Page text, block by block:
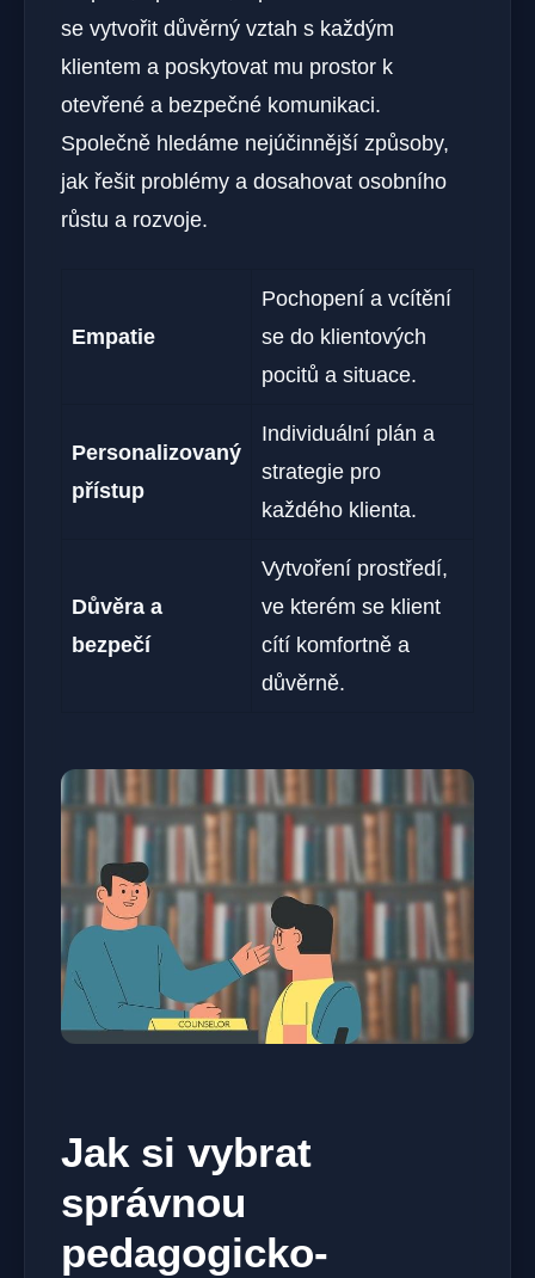
se vytvořit důvěrný vztah s každým
klientem a poskytovat mu prostor k
otevřené a bezpečné komunikaci.
Společně hledáme nejúčinnější způsoby,
jak řešit problémy a dosahovat osobního
růstu a rozvoje.
Empatie
Pochopení a vcítění
se do klientových
pocitů a situace.
Personalizovaný
přístup
Individuální plán a
strategie pro
každého klienta.
Důvěra a
bezpečí
Vytvoření prostředí,
ve kterém se klient
cítí komfortně a
důvěrně.
Jak si vybrat
správnou
pedagogicko-